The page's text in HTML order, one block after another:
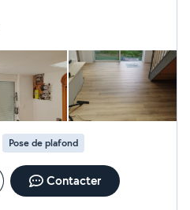
Pose de plafond
Contacter